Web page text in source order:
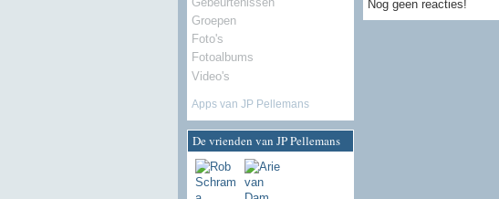
Groepen
Foto's
Fotoalbums
Video's
Apps van JP Pellemans
De vrienden van JP Pellemans
Nog geen reacties!